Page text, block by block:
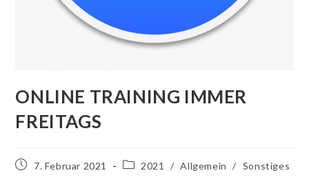
ONLINE TRAINING IMMER
FREITAGS
7. Februar 2021 2021 / Allgemein / Sonstiges